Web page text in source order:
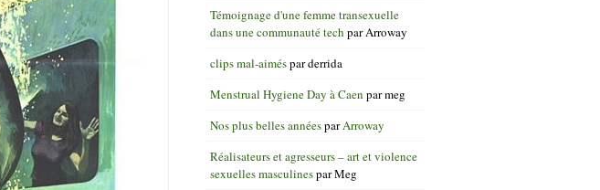
Témoignage d'une femme transexuelle
dans une communauté tech parArroway
clips mal-aimésparderrida
Menstrual Hygiene Day à Caen parmeg
Nos plus belles annéesparArroway
Réalisateurs et agresseurs – art et violence
sexuelles masculinesparMeg